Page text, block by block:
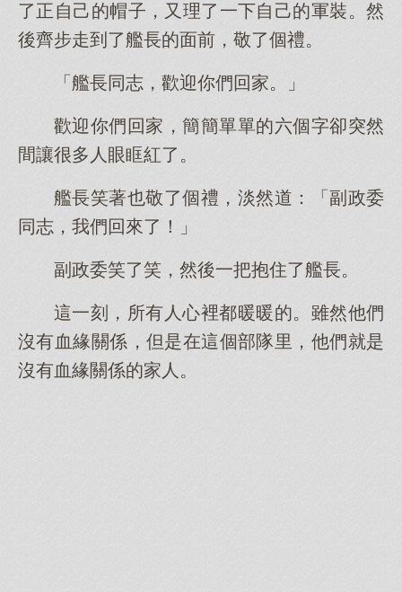
了正自己的帽子，又理了一下自己的軍裝。然
後齊步走到了艦長的面前，敬了個禮。
「艦長同志，歡迎你們回家。」
歡迎你們回家，簡簡單單的六個字卻突然
間讓很多人眼眶紅了。
艦長笑著也敬了個禮，淡然道：「副政委
同志，我們回來了！」
副政委笑了笑，然後一把抱住了艦長。
這一刻，所有人心裡都暖暖的。雖然他們
沒有血緣關係，但是在這個部隊里，他們就是
沒有血緣關係的家人。